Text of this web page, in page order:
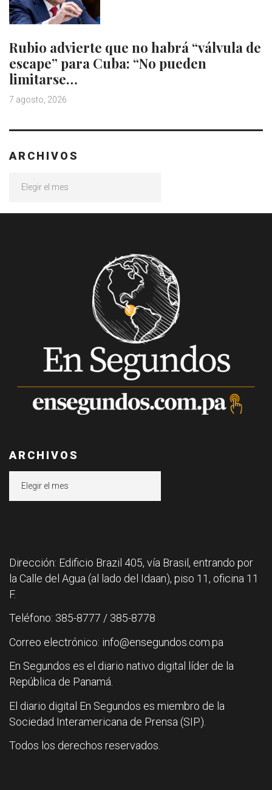
Rubio advierte que no habrá “válvula de
escape” para Cuba: “No pueden
limitarse…
7 agosto, 2026
ARCHIVOS
ARCHIVOS
Dirección: Edificio Brazil 405, vía Brasil, entrando por
la Calle del Agua (al lado del Idaan), piso 11, oficina 11
F.
Teléfono: 385-8777 / 385-8778
Correo electrónico: info@ensegundos.com.pa
En Segundos es el diario nativo digital líder de la
República de Panamá.
El diario digital En Segundos es miembro de la
Sociedad Interamericana de Prensa (SIP).
Todos los derechos reservados.